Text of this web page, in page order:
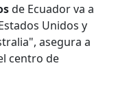
de Ecuador va a
Unidos y
asegura a
centro de